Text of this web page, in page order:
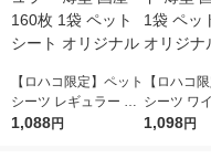
【ロハコ限定】ペット
シーツ レギュラー 薄
型 国産 160枚 1袋 ペ
1,088円
【ロハコ
シーツ ワ
産 80枚 1
1,098円